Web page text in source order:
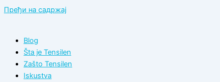
Пређи на садржај
Blog
Šta je Tensilen
Zašto Tensilen
Iskustva